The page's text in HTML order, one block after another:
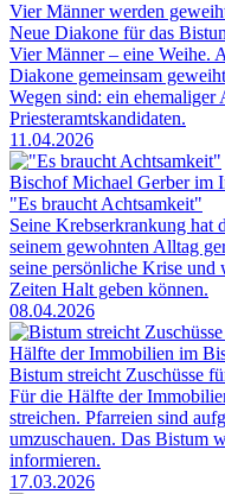
Vier Männer werden
Neue Diakone für das
Vier Männer – eine Weihe.
Diakone gemeinsam
Wegen sind: ein
Priesteramtskandidaten.
11.04.2026
Bischof Michael Gerber im
"Es braucht Achtsamkeit"
Seine Krebserkrankung hat
seinem gewohnten Alltag
seine persönliche Krise und
Zeiten Halt geben können.
08.04.2026
Hälfte der Immobilien im
Bistum streicht Zuschüsse
Für die Hälfte der
streichen. Pfarreien sind
umzuschauen. Das Bistum
informieren.
17.03.2026